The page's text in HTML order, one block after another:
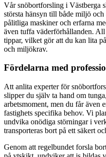
Vår snöbortforsling i Västberga
största hänsyn till både miljö
pålitliga maskiner och erfarna
även tuffa väderförhållanden.
tippar, vilket gör att du kan lita
och miljökrav.
Fördelarna med
Att anlita experter för
slipper du själv ta hand om
arbetsmoment, men du får även
fastighets specifika behov. Vi
undvika onödiga störningar i
transporteras bort på ett säkert
Genom att regelbundet forsla